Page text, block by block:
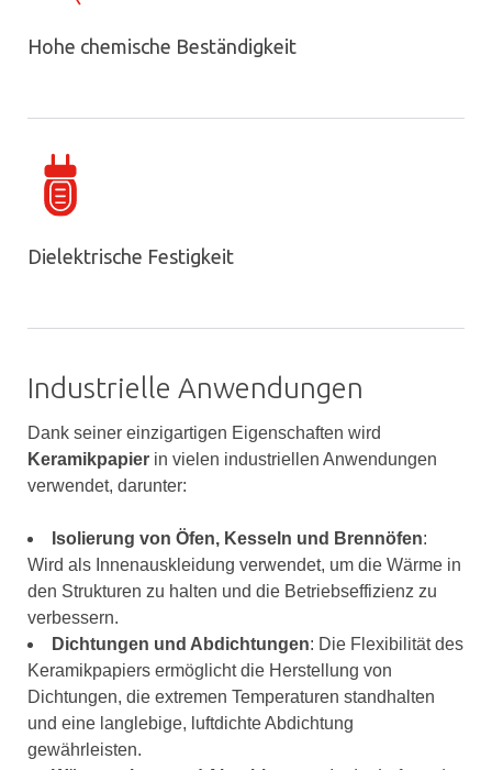
Hohe chemische Beständigkeit
Dielektrische Festigkeit
Industrielle Anwendungen
Dank seiner einzigartigen Eigenschaften wird
Keramikpapier in vielen industriellen Anwendungen
verwendet, darunter:
Isolierung von Öfen, Kesseln und Brennöfen:
Wird als Innenauskleidung verwendet, um die Wärme in
den Strukturen zu halten und die Betriebseffizienz zu
verbessern.
Dichtungen und Abdichtungen: Die Flexibilität des
Keramikpapiers ermöglicht die Herstellung von
Dichtungen, die extremen Temperaturen standhalten
und eine langlebige, luftdichte Abdichtung
gewährleisten.